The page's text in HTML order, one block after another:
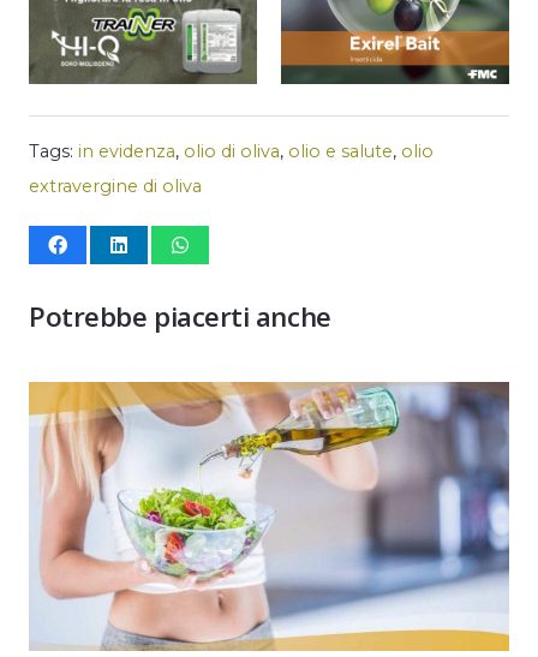
Tags: in evidenza, olio di oliva, olio e salute, olio
extravergine di oliva
Potrebbe piacerti anche